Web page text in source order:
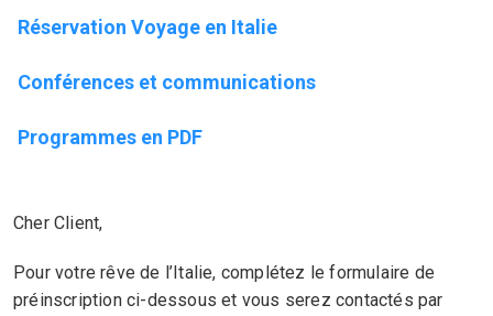
Réservation Voyage en Italie
Conférences et communications
Programmes en PDF
Cher Client,
Pour votre rêve de l’Italie, complétez le formulaire de
préinscription ci-dessous et vous serez contactés par